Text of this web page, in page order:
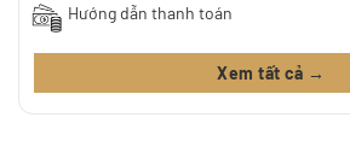
Hướng dẫn thanh toán
Xem tất cả →